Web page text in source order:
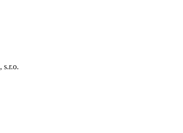
s.r.o.